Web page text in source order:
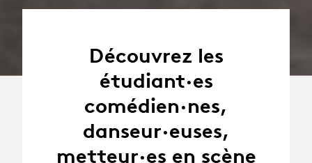
Découvrez les
étudiant·es
comédien·nes,
danseur·euses,
metteur·es en scène